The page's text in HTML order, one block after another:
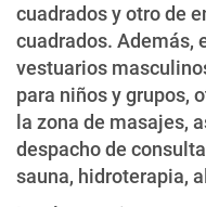
cuadrados y otro de
cuadrados. Además,
vestuarios
para niños y grupos,
la zona de masajes,
despacho de
sauna, hidroterapia,